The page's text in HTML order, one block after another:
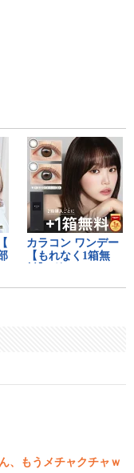
、もうメチャクチャｗ